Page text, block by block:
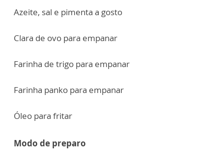
Azeite, sal e pimenta a gosto
Clara de ovo para empanar
Farinha de trigo para empanar
Farinha panko para empanar
Óleo para fritar
Modo de preparo